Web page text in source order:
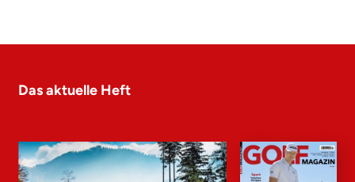
Das aktuelle Heft